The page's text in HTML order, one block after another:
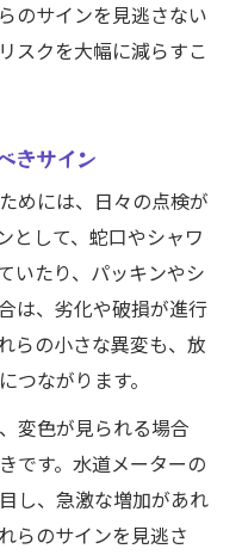
のサインを見逃さない
スクを大幅に減らすこ
きサイン
めには、日々の点検が
として、蛇口やシャワ
いたり、パッキンやシ
は、劣化や破損が進行
らの小さな異変も、放
つながります。
変色が見られる場合
です。水道メーターの
し、急激な増加があれ
らのサインを見逃さ